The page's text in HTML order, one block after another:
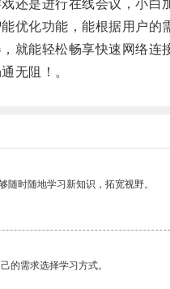
是进行在线会议，小白
化功能，能根据用户的
能轻松畅享快速网络连
无阻！。
时随地学习新知识，拓宽视野。
的需求选择学习方式。